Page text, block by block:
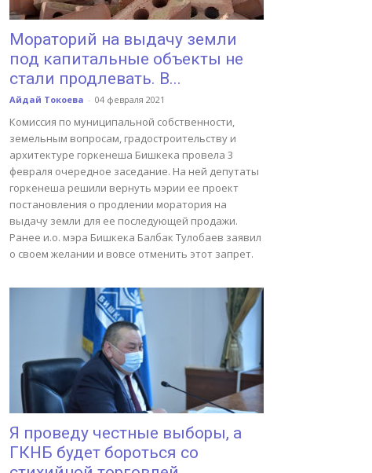
Мораторий на выдачу земли
под капитальные объекты не
стали продлевать. В...
Айдай Токоева - 04 февраля 2021
Комиссия по муниципальной собственности,
земельным вопросам, градостроительству и
архитектуре горкенеша Бишкека провела 3
февраля очередное заседание. На ней депутаты
горкенеша решили вернуть мэрии ее проект
постановления о продлении моратория на
выдачу земли для ее последующей продажи.
Ранее и.о. мэра Бишкека Балбак Тулобаев заявил
о своем желании и вовсе отменить этот запрет.
Я проведу честные выборы, а
ГКНБ будет бороться со